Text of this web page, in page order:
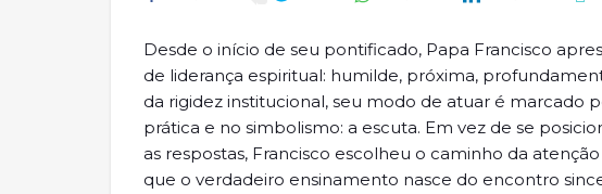
Desde o início de seu pontificado, Papa Francisco
de liderança espiritual: humilde, próxima,
da rigidez institucional, seu modo de atuar é marcado
prática e no simbolismo: a escuta. Em vez de se
as respostas, Francisco escolheu o caminho da
que o verdadeiro ensinamento nasce do encontro